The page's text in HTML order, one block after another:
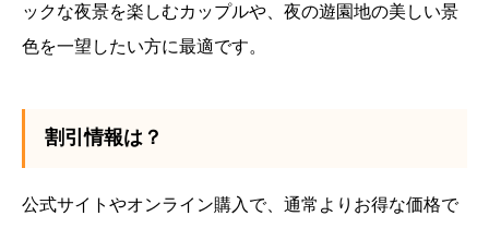
ックな夜景を楽しむカップルや、夜の遊園地の美しい景
色を一望したい方に最適です。
割引情報は？
公式サイトやオンライン購入で、通常よりお得な価格で